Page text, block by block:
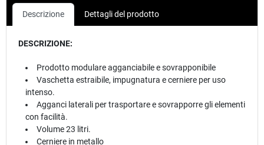
Descrizione Dettagli del prodotto
DESCRIZIONE:
Prodotto modulare agganciabile e sovrapponibile
Vaschetta estraibile, impugnatura e cerniere per uso
intenso.
Agganci laterali per trasportare e sovrapporre gli elementi
con facilità.
Volume 23 litri.
Cerniere in metallo